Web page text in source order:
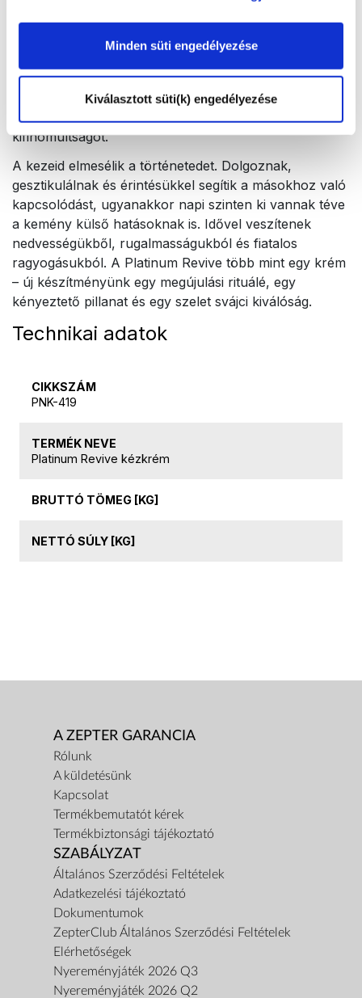
Minden süti engedélyezése
Kiválasztott süti(k) engedélyezése
Amint felkened a Platinum Revive-ot, beleolvad a
hagyományos krémekkel ellentétben azonnal
felszívódik és nem hagy maga után zsíros érzést –
csak könnyed hidratáltságot, kényelmet és
kifinomultságot.
A kezeid elmesélik a történetedet. Dolgoznak,
gesztikulálnak és érintésükkel segítik a másokhoz való
kapcsolódást, ugyanakkor napi szinten ki vannak téve
a kemény külső hatásoknak is. Idővel veszítenek
nedvességükből, rugalmasságukból és fiatalos
ragyogásukból. A Platinum Revive több mint egy krém
– új készítményünk egy megújulási rituálé, egy
kényeztető pillanat és egy szelet svájci kiválóság.
Technikai adatok
CIKKSZÁM
PNK-419
TERMÉK NEVE
Platinum Revive kézkrém
BRUTTÓ TÖMEG [KG]
NETTÓ SÚLY [KG]
A ZEPTER GARANCIA
Rólunk
A küldetésünk
Kapcsolat
Termékbemutatót kérek
Termékbiztonsági tájékoztató
SZABÁLYZAT
Általános Szerződési Feltételek
Adatkezelési tájékoztató
Dokumentumok
ZepterClub Általános Szerződési Feltételek
Elérhetőségek
Nyereményjáték 2026 Q3
Nyereményjáték 2026 Q2